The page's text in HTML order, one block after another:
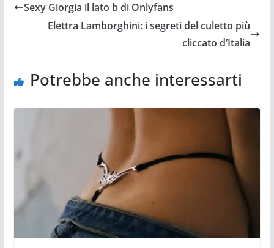
Sexy Giorgia il lato b di Onlyfans
Elettra Lamborghini: i segreti del culetto più
cliccato d’Italia
Potrebbe anche interessarti